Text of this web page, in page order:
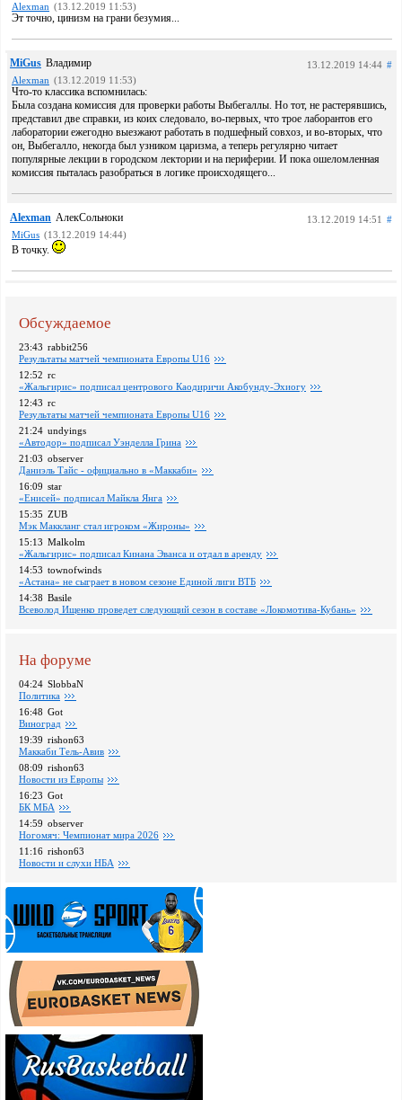
Alexman (13.12.2019 11:53)
Эт точно, цинизм на грани безумия...
MiGus Владимир 13.12.2019 14:44 #
Alexman (13.12.2019 11:53)
Что-то классика вспомнилась:
Была создана комиссия для проверки работы Выбегаллы. Но тот, не растерявшись,
представил две справки, из коих следовало, во-первых, что трое лаборантов его
лаборатории ежегодно выезжают работать в подшефный совхоз, и во-вторых, что
он, Выбегалло, некогда был узником царизма, а теперь регулярно читает
популярные лекции в городском лектории и на периферии. И пока ошеломленная
комиссия пыталась разобраться в логике происходящего...
Alexman АлекСольноки 13.12.2019 14:51 #
MiGus (13.12.2019 14:44)
В точку.
Обсуждаемое
23:43 rabbit256
Pезультаты матчей чемпионата Европы U16
12:52 rc
«Жальгирис» подписал центрового Каодиричи Акобунду-Эхиогу
12:43 rc
Pезультаты матчей чемпионата Европы U16
21:24 undyings
«Автодор» подписал Уэнделла Грина
21:03 observer
Даниэль Тайс - официально в «Маккаби»
16:09 star
«Енисей» подписал Майкла Янга
15:35 ZUB
Мэк Маккланг стал игроком «Жироны»
15:13 Malkolm
«Жальгирис» подписал Кинана Эванса и отдал в аренду
14:53 townofwinds
«Астана» не сыграет в новом сезоне Единой лиги ВТБ
14:38 Basile
Всеволод Ищенко проведет следующий сезон в составе «Локомотива-Кубань»
На форуме
04:24 SlobbaN
Политика
16:48 Got
Виноград
19:39 rishon63
Маккаби Тель-Авив
08:09 rishon63
Новости из Европы
16:23 Got
БК МБА
14:59 observer
Ногомяч: Чемпионат мира 2026
11:16 rishon63
Новости и слухи НБА